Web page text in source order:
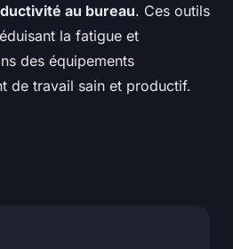
au bureau. Ces outils
la fatigue et
des équipements
de travail sain et productif.